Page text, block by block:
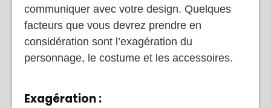
communiquer avec votre design. Quelques
facteurs que vous devrez prendre en
considération sont l’exagération du
personnage, le costume et les accessoires.
Exagération :